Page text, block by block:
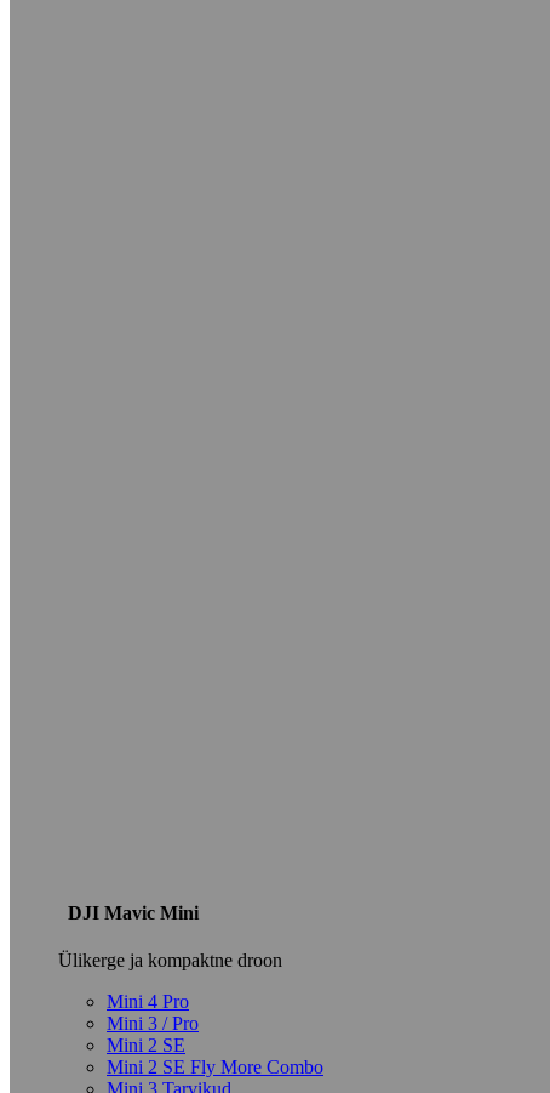
DJI Mavic Mini
Ülikerge ja kompaktne droon
Mini 4 Pro
Mini 3 / Pro
Mini 2 SE
Mini 2 SE Fly More Combo
Mini 3 Tarvikud